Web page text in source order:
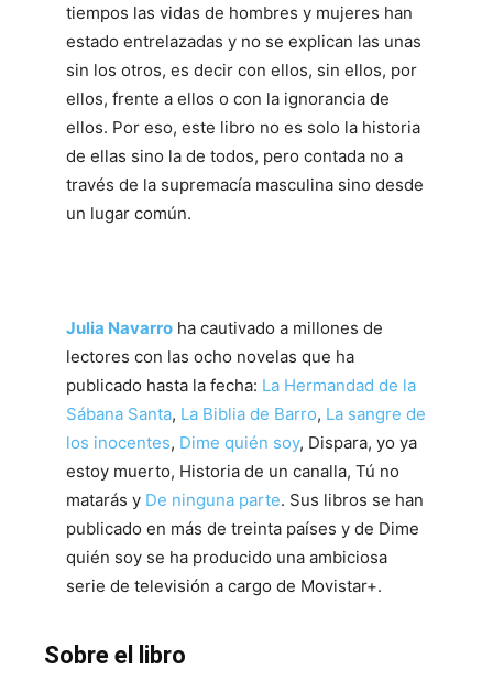
tiempos las vidas de hombres y mujeres han
estado entrelazadas y no se explican las unas
sin los otros, es decir con ellos, sin ellos, por
ellos, frente a ellos o con la ignorancia de
ellos. Por eso, este libro no es solo la historia
de ellas sino la de todos, pero contada no a
través de la supremacía masculina sino desde
un lugar común.
Julia Navarro ha cautivado a millones de
lectores con las ocho novelas que ha
publicado hasta la fecha: La Hermandad de la
Sábana Santa, La Biblia de Barro, La sangre de
los inocentes, Dime quién soy, Dispara, yo ya
estoy muerto, Historia de un canalla, Tú no
matarás y De ninguna parte. Sus libros se han
publicado en más de treinta países y de Dime
quién soy se ha producido una ambiciosa
serie de televisión a cargo de Movistar+.
Sobre el libro